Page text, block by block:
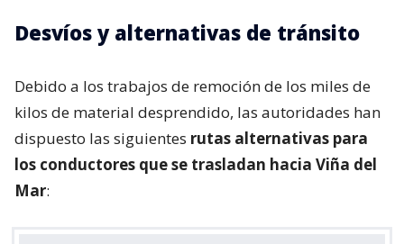
Desvíos y alternativas de tránsito
Debido a los trabajos de remoción de los miles de
kilos de material desprendido, las autoridades han
dispuesto las siguientes rutas alternativas para
los conductores que se trasladan hacia Viña del
Mar: